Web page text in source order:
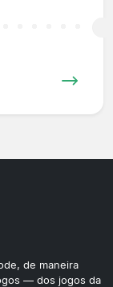
de maneira
— dos jogos da